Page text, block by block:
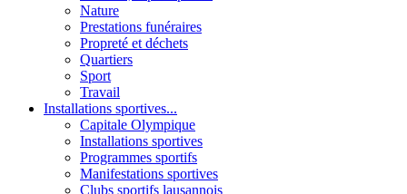
Nature
Prestations funéraires
Propreté et déchets
Quartiers
Sport
Travail
Installations sportives...
Capitale Olympique
Installations sportives
Programmes sportifs
Manifestations sportives
Clubs sportifs lausannois